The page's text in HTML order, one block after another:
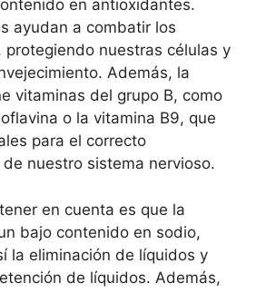
en antioxidantes.
ayudan a combatir los
protegiendo nuestras células y
Además, la
vitaminas del grupo B, como
o la vitamina B9, que
para el correcto
nuestro sistema nervioso.
en cuenta es que la
bajo contenido en sodio,
la eliminación de líquidos y
de líquidos. Además,